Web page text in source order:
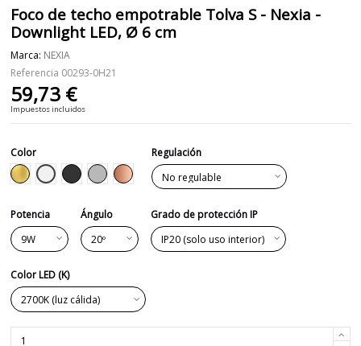
Foco de techo empotrable Tolva S - Nexia -
Downlight LED, Ø 6 cm
Marca: NEXIA
Referencia 00293-0H21
59,73 €
Impuestos incluidos
Color
DoradoBlanco Negro Gris Cobre
Regulación
Potencia Ángulo Grado de protección IP
Color LED (K)